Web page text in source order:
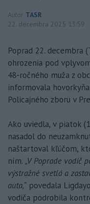
Autor TASR
22. decembra 2025 13:59
Poprad 22. decembra
ohrozenia pod
48-ročného muža z
informovala
Policajného zboru v
Ako uviedla, v piatok
nasadol do
naštartoval kľúčom,
ním. „V Poprade vodič
výstražné svetlá a
auta,“ povedala
vodiča podrobila